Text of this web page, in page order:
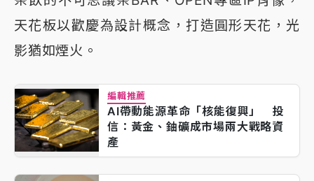
天花板以歡慶為設計概念，打造圓形天花，光
影猶如煙火。
編輯推薦
AI帶動能源革命「核能復興」 投
信：黃金、鈾礦成市場兩大戰略資
產